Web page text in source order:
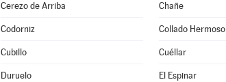
Cerezo de Arriba Chañe
Codorniz Collado Hermoso
Cubillo Cuéllar
Duruelo El Espinar